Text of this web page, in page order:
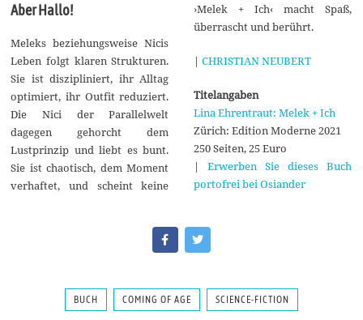
Aber Hallo!
Meleks beziehungsweise Nicis
Leben folgt klaren Strukturen.
Sie ist diszipliniert, ihr Alltag
optimiert, ihr Outfit reduziert.
Die Nici der Parallelwelt
dagegen gehorcht dem
Lustprinzip und liebt es bunt.
Sie ist chaotisch, dem Moment
verhaftet, und scheint keine
›Melek + Ich‹ macht Spaß,
überrascht und berührt.
| CHRISTIAN NEUBERT
Titelangaben
Lina Ehrentraut: Melek + Ich
Zürich: Edition Moderne 2021
250 Seiten, 25 Euro
| Erwerben Sie dieses Buch
portofrei bei Osiander
BUCH COMING OF AGE SCIENCE-FICTION